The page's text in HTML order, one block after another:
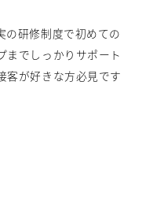
の研修制度で初めての
までしっかりサポート
が好きな方必見です